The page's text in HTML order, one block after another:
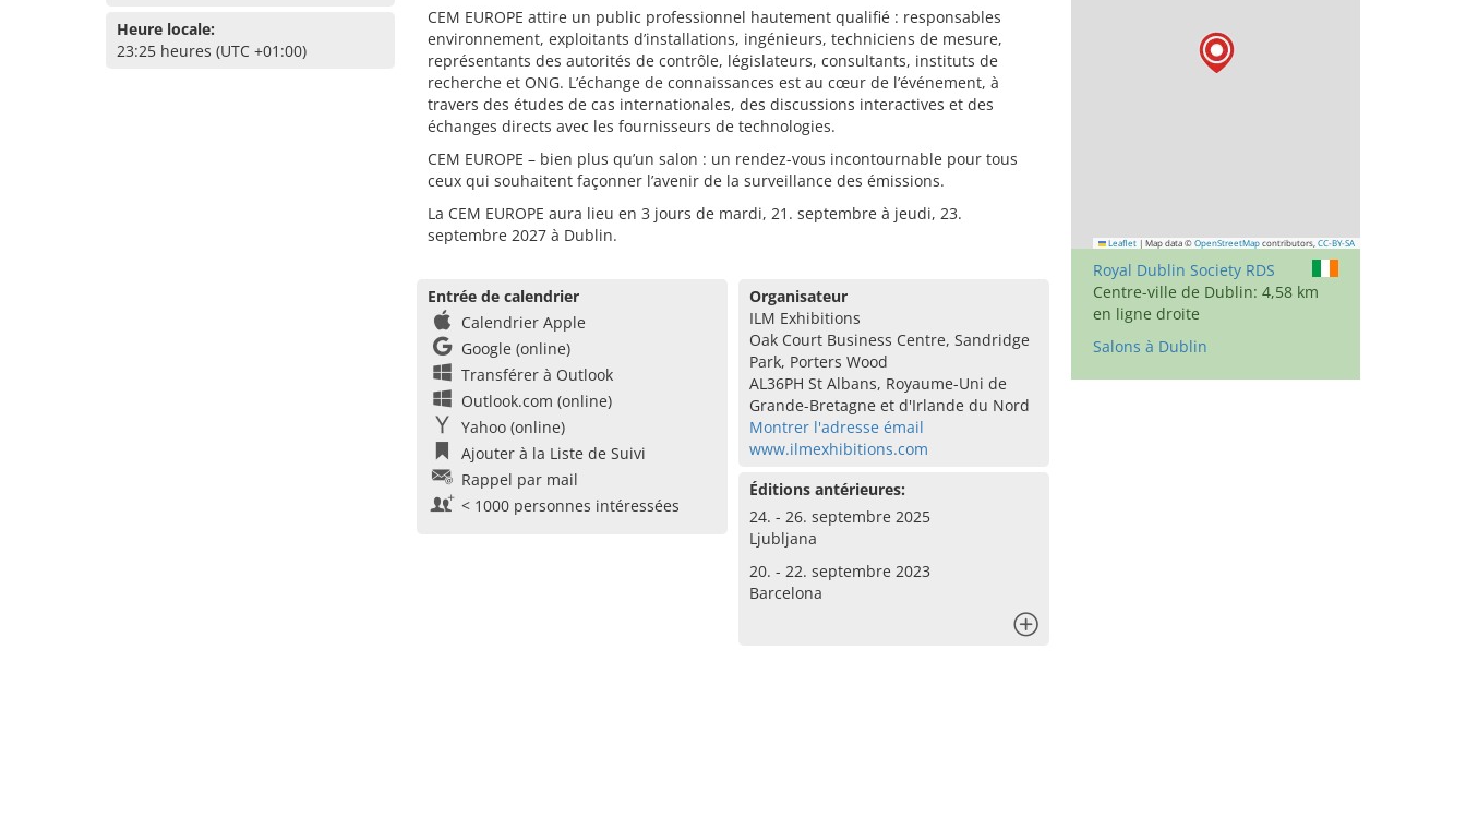
Heure locale:
23:25 heures (UTC +01:00)
CEM EUROPE attire un public professionnel hautement qualifié : responsables
environnement, exploitants d’installations, ingénieurs, techniciens de mesure,
représentants des autorités de contrôle, législateurs, consultants, instituts de
recherche et ONG. L’échange de connaissances est au cœur de l’événement, à
travers des études de cas internationales, des discussions interactives et des
échanges directs avec les fournisseurs de technologies.
CEM EUROPE – bien plus qu’un salon : un rendez-vous incontournable pour tous
ceux qui souhaitent façonner l’avenir de la surveillance des émissions.
La CEM EUROPE aura lieu en 3 jours de mardi, 21. septembre à jeudi, 23.
septembre 2027 à Dublin.
Entrée de calendrier
Calendrier Apple
Google (online)
Transférer à Outlook
Outlook.com (online)
Yahoo (online)
Ajouter à la Liste de Suivi
Rappel par mail
< 1000 personnes intéressées
Organisateur
ILM Exhibitions
Oak Court Business Centre, Sandridge
Park, Porters Wood
AL36PH St Albans, Royaume-Uni de
Grande-Bretagne et d'Irlande du Nord
Montrer l'adresse émail
www.ilmexhibitions.com
Éditions antérieures:
24. - 26. septembre 2025
Ljubljana
20. - 22. septembre 2023
Barcelona
Leaflet | Map data © OpenStreetMap contributors, CC-BY-SA
Royal Dublin Society RDS
Centre-ville de Dublin: 4,58 km
en ligne droite
Salons à Dublin